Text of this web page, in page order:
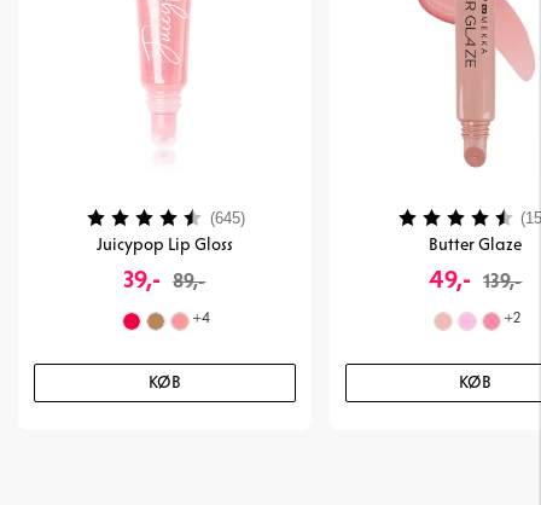
Juicypop Lip Gloss
39,- 89,-
+4
KØB
Vurdering: (645)4.4 ud af 5 stjerner
Butter Glaze
49,- 139,-
+2
KØB
Vurdering: